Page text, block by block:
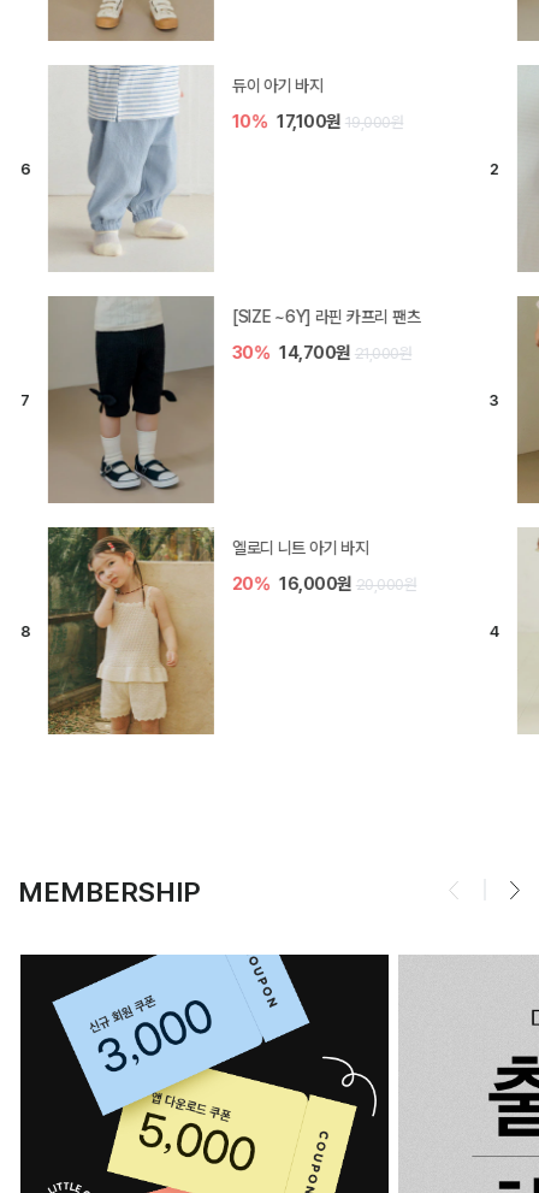
듀이 아기 바지
10% 17,100원 19,000원
[SIZE ~6Y] 라핀 카프리 팬츠
30% 14,700원 21,000원
엘로디 니트 아기 바지
20% 16,000원 20,000원
MEMBERSHIP